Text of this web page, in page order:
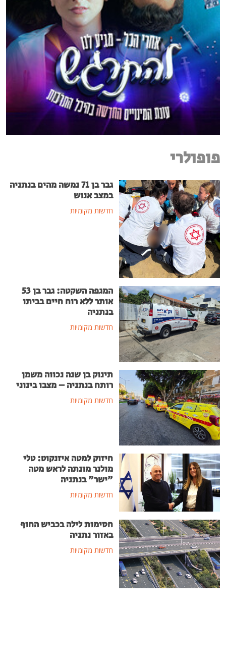
פופולרי
גבר בן 71 נמשה מהים בנתניה
במצב אנוש
חדשות מקומיות
המגפה השקטה: גבר בן 53
אותר ללא רוח חיים בביתו
בנתניה
חדשות מקומיות
תינוק בן שנה נכווה משמן
רותח בנתניה – מצבו בינוני
חדשות מקומיות
חיזוק למטה איזנקוט: טלי
מולנר מונתה לראש מטה
"ישר" בנתניה
חדשות מקומיות
חסימות לילה בכביש החוף
באזור נתניה
חדשות מקומיות